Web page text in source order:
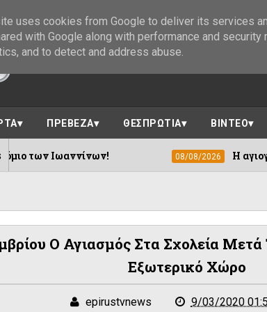
ΠΡΕΒΕΖΑ ΘΕΣΠΡΩΤΙΑ ΒΙΝΤΕΟ
08/08/2026 Η αγιογραφική
Ο Αγιασμός Στα Σχολεία
Εξωτερικό Χώρο
epirustvnews 9/03/2020
uses cookies from Google to deliver its services
with Google along with performance and
and to detect and address abuse.